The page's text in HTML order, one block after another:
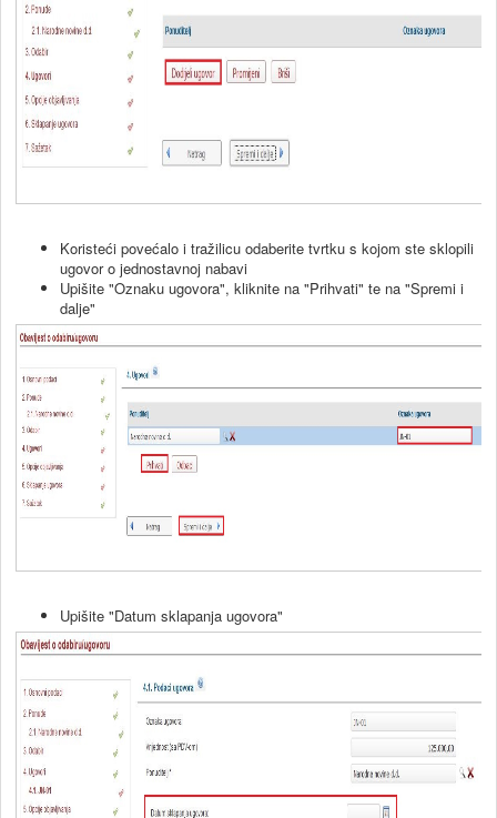
Koristeći povećalo i tražilicu odaberite tvrtku s kojom ste sklopili
ugovor o jednostavnoj nabavi
Upišite "Oznaku ugovora", kliknite na "Prihvati" te na "Spremi i
dalje"
Upišite "Datum sklapanja ugovora"